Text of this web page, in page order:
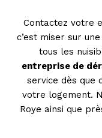
Contactez votre
c’est miser sur
tous les
entreprise de
service dès que
votre logement.
Roye ainsi que